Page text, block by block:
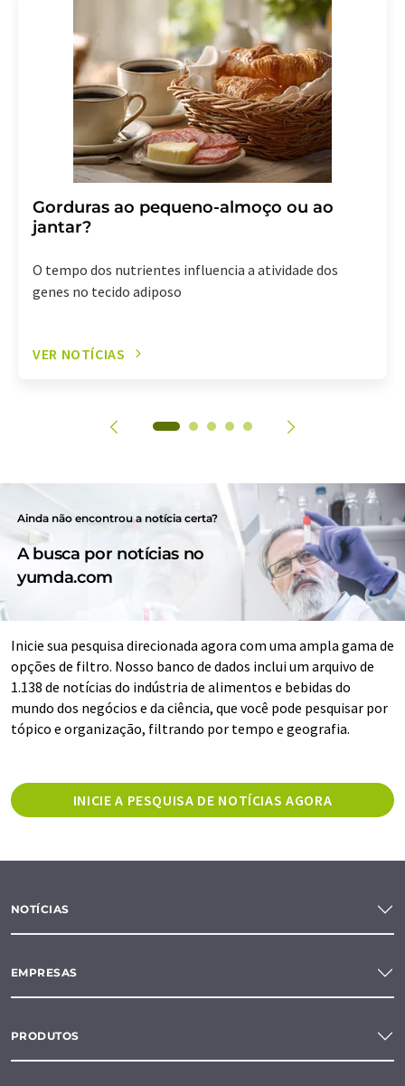
Gorduras ao pequeno-almoço ou ao
jantar?
O tempo dos nutrientes influencia a atividade dos
genes no tecido adiposo
VER NOTÍCIAS
Ainda não encontrou a notícia certa?
A busca por notícias no
yumda.com
Inicie sua pesquisa direcionada agora com uma ampla gama de
opções de filtro. Nosso banco de dados inclui um arquivo de
1.138 de notícias do indústria de alimentos e bebidas do
mundo dos negócios e da ciência, que você pode pesquisar por
tópico e organização, filtrando por tempo e geografia.
INICIE A PESQUISA DE NOTÍCIAS AGORA
NOTÍCIAS
EMPRESAS
PRODUTOS